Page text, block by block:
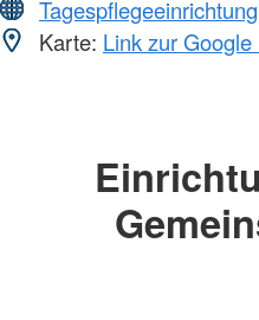
Tagespflegeeinrichtung
Karte: Link zur